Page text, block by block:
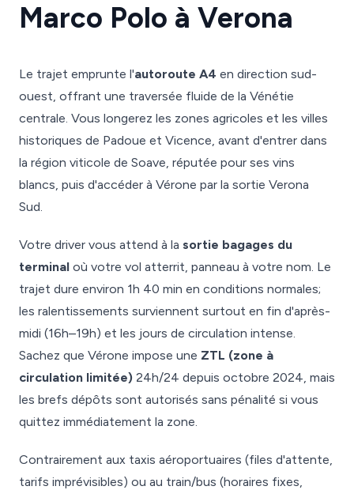
Marco Polo à Verona
Le trajet emprunte l'autoroute A4 en direction sud-
ouest, offrant une traversée fluide de la Vénétie
centrale. Vous longerez les zones agricoles et les villes
historiques de Padoue et Vicence, avant d'entrer dans
la région viticole de Soave, réputée pour ses vins
blancs, puis d'accéder à Vérone par la sortie Verona
Sud.
Votre driver vous attend à la sortie bagages du
terminal où votre vol atterrit, panneau à votre nom. Le
trajet dure environ 1h 40 min en conditions normales;
les ralentissements surviennent surtout en fin d'après-
midi (16h–19h) et les jours de circulation intense.
Sachez que Vérone impose une ZTL (zone à
circulation limitée) 24h/24 depuis octobre 2024, mais
les brefs dépôts sont autorisés sans pénalité si vous
quittez immédiatement la zone.
Contrairement aux taxis aéroportuaires (files d'attente,
tarifs imprévisibles) ou au train/bus (horaires fixes,